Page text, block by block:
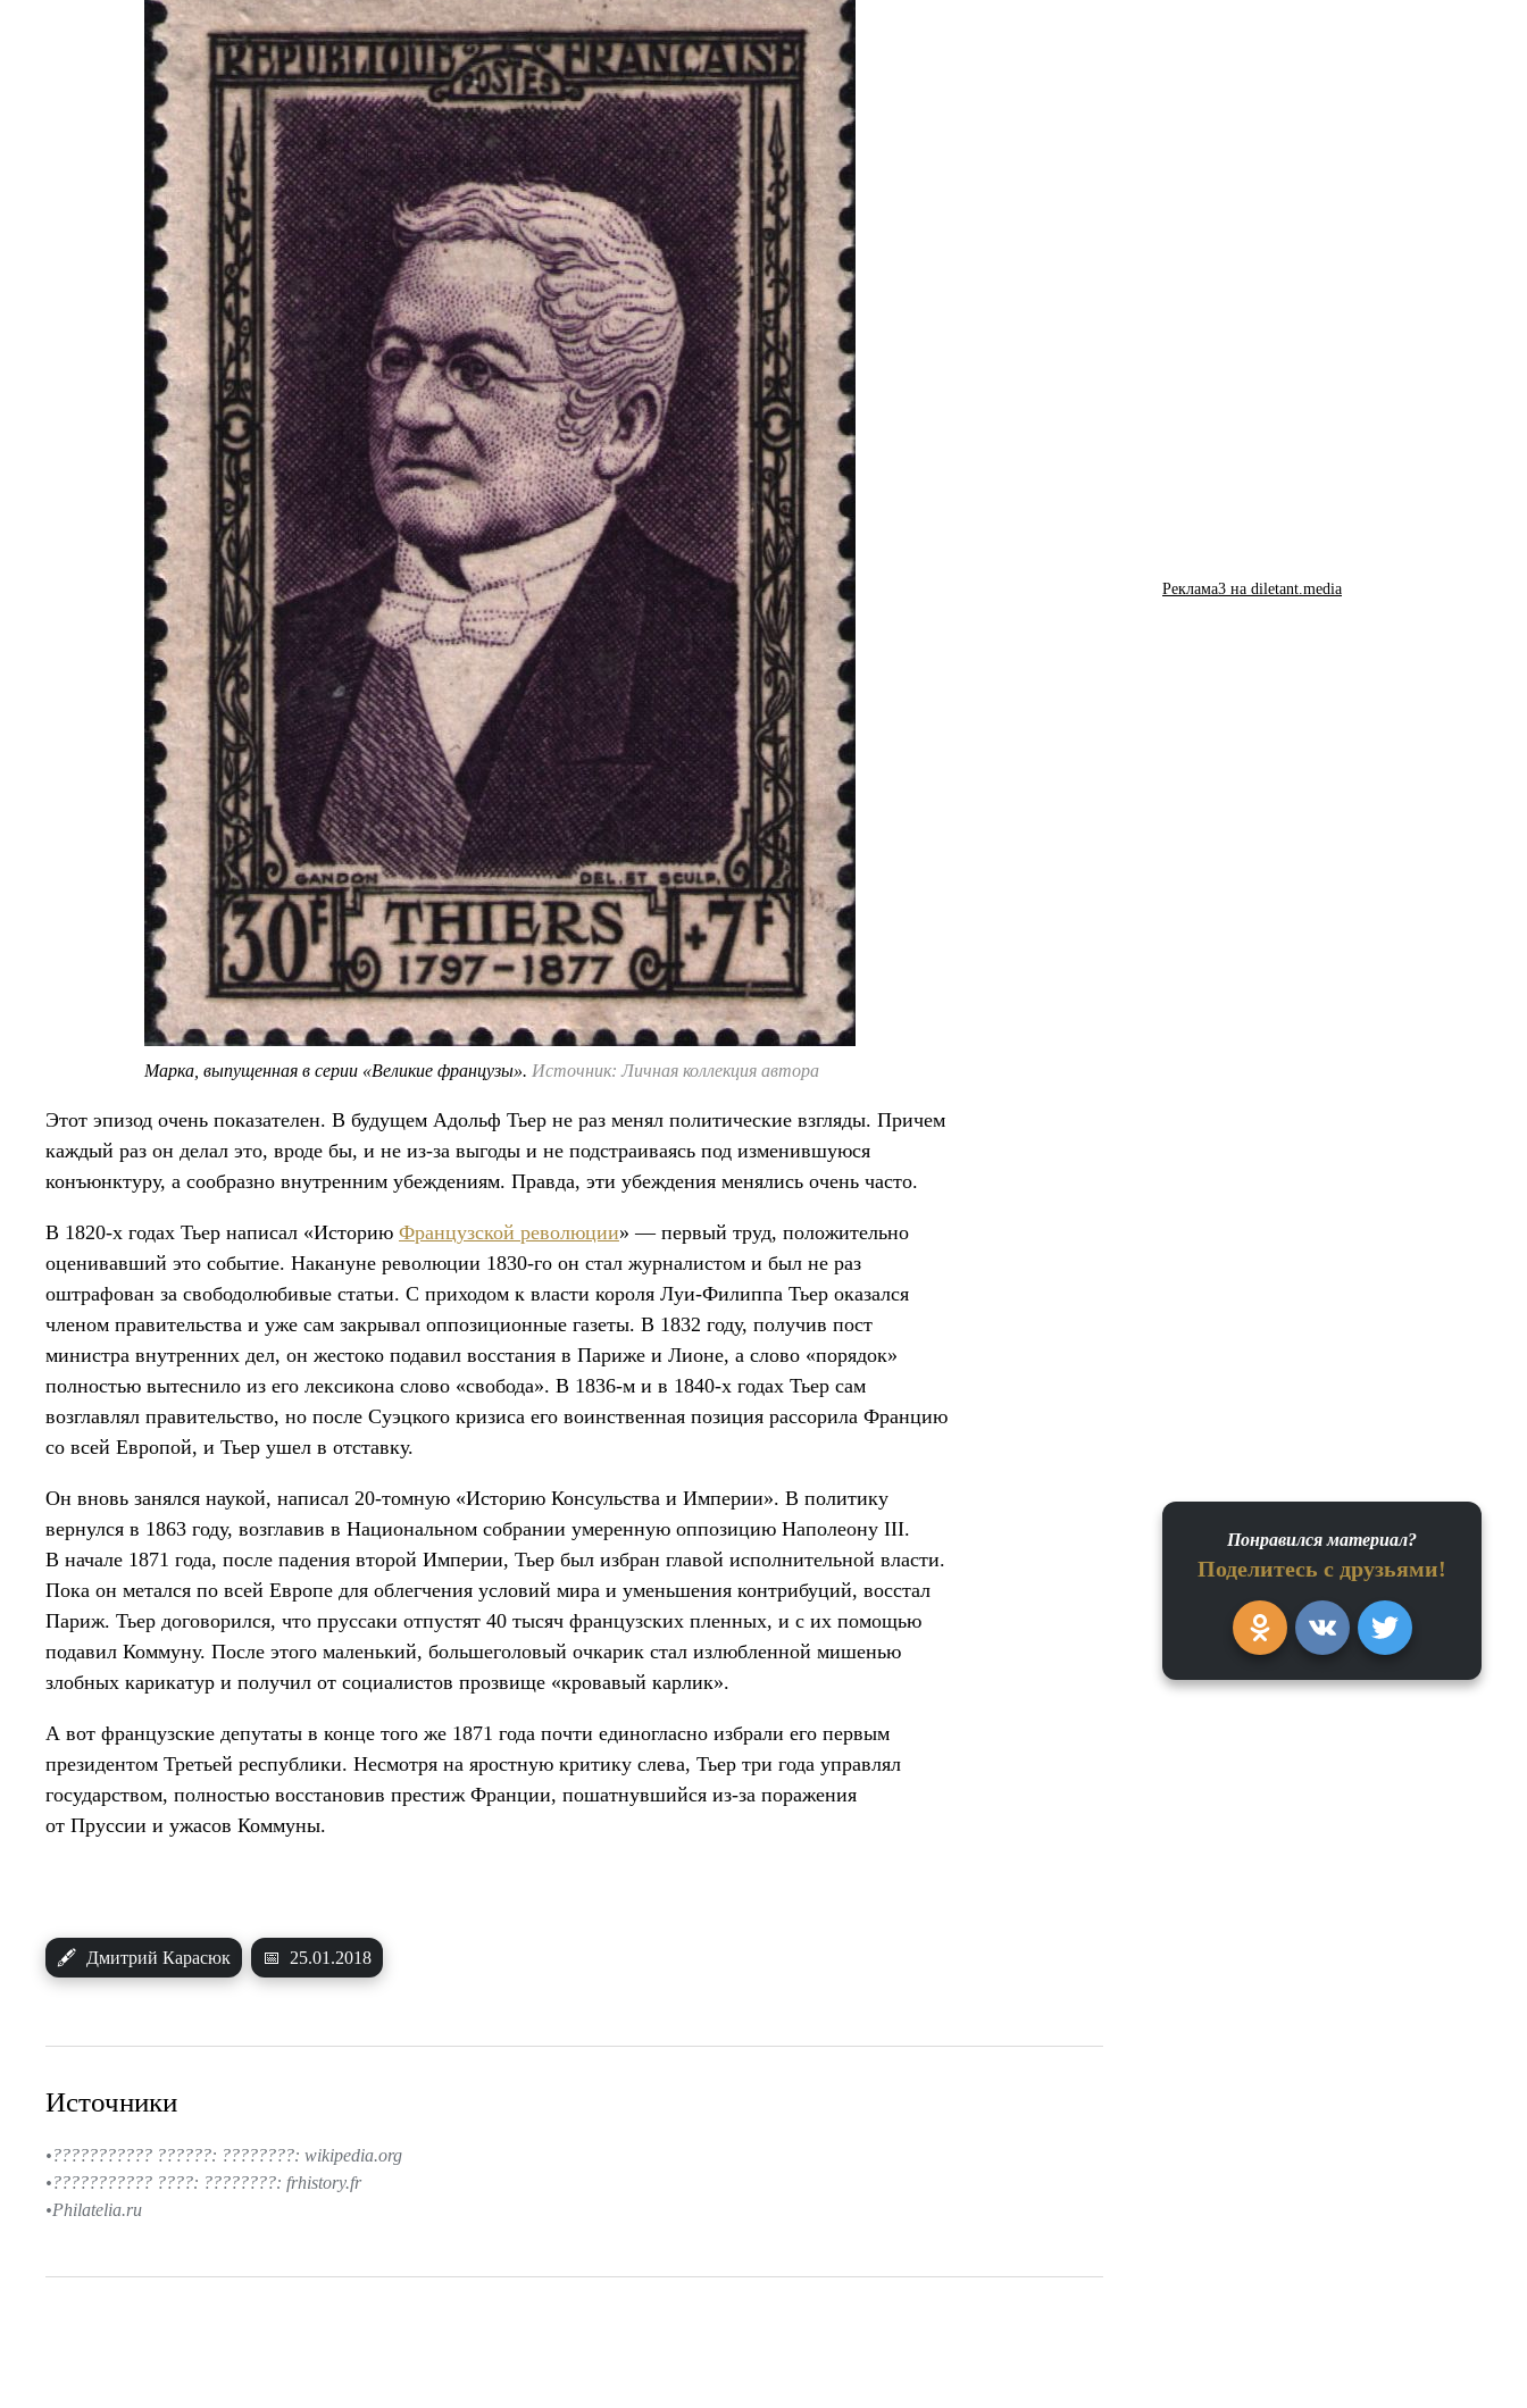
Марка, выпущенная в серии «Великие французы». Источник: Личная коллекция автора
Этот эпизод очень показателен. В будущем Адольф Тьер не раз менял политические взгляды. Причем
каждый раз он делал это, вроде бы, и не из-за выгоды и не подстраиваясь под изменившуюся
конъюнктуру, а сообразно внутренним убеждениям. Правда, эти убеждения менялись очень часто.
В 1820-х годах Тьер написал «Историю Французской революции» — первый труд, положительно
оценивавший это событие. Накануне революции 1830-го он стал журналистом и был не раз
оштрафован за свободолюбивые статьи. С приходом к власти короля Луи-Филиппа Тьер оказался
членом правительства и уже сам закрывал оппозиционные газеты. В 1832 году, получив пост
министра внутренних дел, он жестоко подавил восстания в Париже и Лионе, а слово «порядок»
полностью вытеснило из его лексикона слово «свобода». В 1836-м и в 1840-х годах Тьер сам
возглавлял правительство, но после Суэцкого кризиса его воинственная позиция рассорила Францию
со всей Европой, и Тьер ушел в отставку.
Он вновь занялся наукой, написал 20-томную «Историю Консульства и Империи». В политику
вернулся в 1863 году, возглавив в Национальном собрании умеренную оппозицию Наполеону III.
В начале 1871 года, после падения второй Империи, Тьер был избран главой исполнительной власти.
Пока он метался по всей Европе для облегчения условий мира и уменьшения контрибуций, восстал
Париж. Тьер договорился, что пруссаки отпустят 40 тысяч французских пленных, и с их помощью
подавил Коммуну. После этого маленький, большеголовый очкарик стал излюбленной мишенью
злобных карикатур и получил от социалистов прозвище «кровавый карлик».
А вот французские депутаты в конце того же 1871 года почти единогласно избрали его первым
президентом Третьей республики. Несмотря на яростную критику слева, Тьер три года управлял
государством, полностью восстановив престиж Франции, пошатнувшийся из-за поражения
от Пруссии и ужасов Коммуны.
🖋 Дмитрий Карасюк 📅 25.01.2018
Источники
??????????? ??????: ????????: wikipedia.org
??????????? ????: ????????: frhistory.fr
Philatelia.ru
Реклама3 на diletant.media
Понравился материал?
Поделитесь с друзьями!